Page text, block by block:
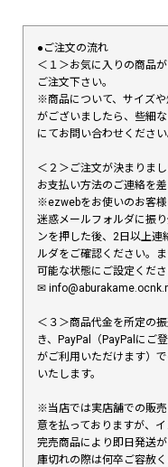
●ご注文の流れ
＜１＞お気に入りの商品
ご注文下さい。
※商品について、サイズ
がございましたら、些細
にてお問い合わせください
＜２＞ご注文が決まりま
お支払い方法のご連絡を差
※ezwebをお使いのお客
迷惑メールフォルダに振
ンを押した後、2日以上連
ルダをご確認ください。
可能な状態にご設定くださ
✉︎
＜３＞商品代金を所定の
き、PayPal（PayPalにご
がご利用いただけます）
いたします。
※当店では実店舗での販
意を払っておりますが、
完売商品により即日発送
庫切れの際は何卒ご容赦く